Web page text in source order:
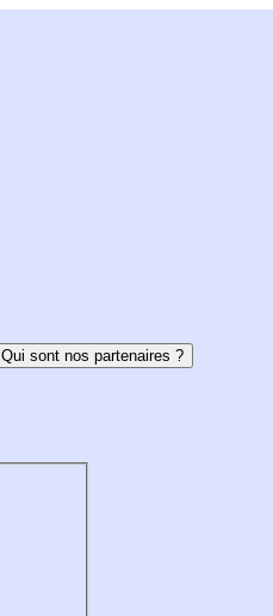
Qui sont nos partenaires ?